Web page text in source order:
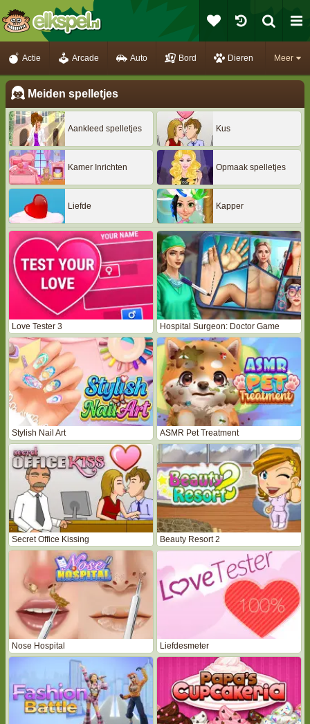
Meer
Actie Arcade Auto Bord Dieren
Meiden spelletjes
Aankleed spelletjes Kus
Kamer Inrichten Opmaak spelletjes
Liefde Kapper
Love Tester 3 Hospital Surgeon: Doctor Game
Stylish Nail Art ASMR Pet Treatment
Secret Office Kissing Beauty Resort 2
Nose Hospital Liefdesmeter